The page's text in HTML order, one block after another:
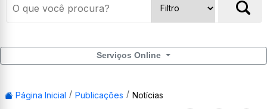
Serviços Online
Página Inicial Publicações Notícias